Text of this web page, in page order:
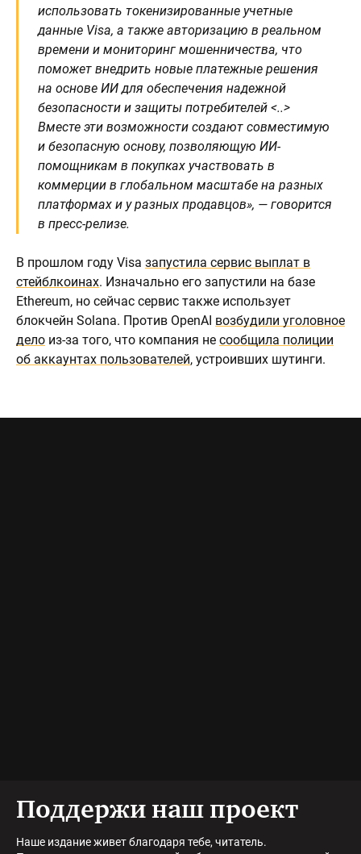
использовать токенизированные учетные
данные Visa, а также авторизацию в реальном
времени и мониторинг мошенничества, что
поможет внедрить новые платежные решения
на основе ИИ для обеспечения надежной
безопасности и защиты потребителей <..>
Вместе эти возможности создают совместимую
и безопасную основу, позволяющую ИИ-
помощникам в покупках участвовать в
коммерции в глобальном масштабе на разных
платформах и у разных продавцов», — говорится
в пресс-релизе.
В прошлом году Visa запустила сервис выплат в
стейблкоинах. Изначально его запустили на базе
Ethereum, но сейчас сервис также использует
блокчейн Solana. Против OpenAI возбудили уголовное
дело из-за того, что компания не сообщила полиции
об аккаунтах пользователей, устроивших шутинги.
Поддержи наш проект
Наше издание живет благодаря тебе, читатель.